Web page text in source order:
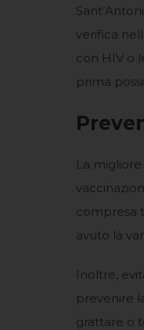
verifica
con HIV o
prima
La
compresa
avuto la
Inoltre,
prevenire
grattare o